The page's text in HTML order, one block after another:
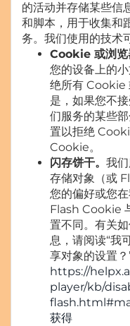
的活动并存储某些信
和脚本，用于收集和
务。我们使用的技术
Cookie 或浏览
您的设备上的
绝所有 Cookie
是，如果您不
们服务的某些
置以拒绝
Cookie。
闪存饼干。 我
存储对象（或
您的偏好或您
Flash Cookie
置不同。有关
息，请阅读“我
享对象的设置？
https://
player/kb/
获得